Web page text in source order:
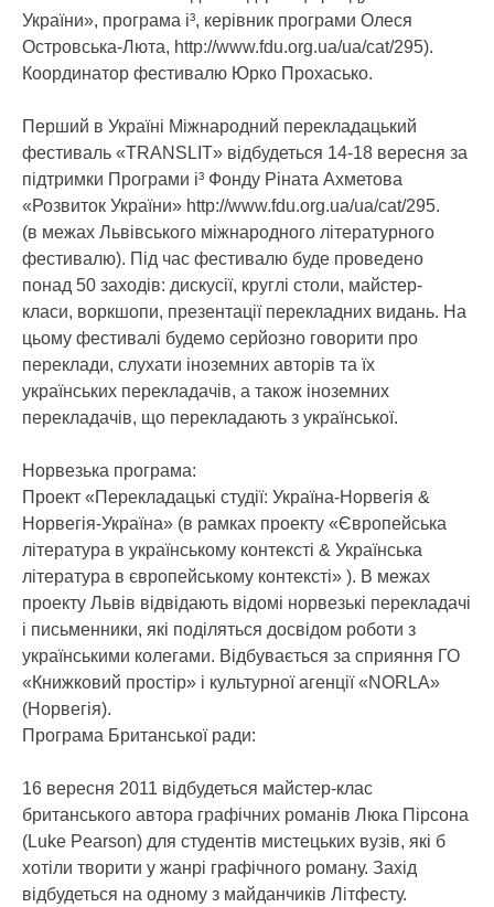
України», програма і³, керівник програми Олеся
Островська-Люта, http://www.fdu.org.ua/ua/cat/295).
Координатор фестивалю Юрко Прохасько.
Перший в Україні Міжнародний перекладацький
фестиваль «TRANSLIT» відбудеться 14-18 вересня за
підтримки Програми і³ Фонду Ріната Ахметова
«Розвиток України» http://www.fdu.org.ua/ua/cat/295.
(в межах Львівського міжнародного літературного
фестивалю). Під час фестивалю буде проведено
понад 50 заходів: дискусії, круглі столи, майстер-
класи, воркшопи, презентації перекладних видань. На
цьому фестивалі будемо серйозно говорити про
переклади, слухати іноземних авторів та їх
українських перекладачів, а також іноземних
перекладачів, що перекладають з української.
Норвезька програма:
Проект «Перекладацькі студії: Україна-Норвегія &
Норвегія-Україна» (в рамках проекту «Європейська
література в українському контексті & Українська
література в європейському контексті» ). В межах
проекту Львів відвідають відомі норвезькі перекладачі
і письменники, які поділяться досвідом роботи з
українськими колегами. Відбувається за сприяння ГО
«Книжковий простір» і культурної агенції «NORLA»
(Норвегія).
Програма Британської ради:
16 вересня 2011 відбудеться майстер-клас
британського автора графічних романів Люка Пірсона
(Luke Pearson) для студентів мистецьких вузів, які б
хотіли творити у жанрі графічного роману. Захід
відбудеться на одному з майданчиків Літфесту.